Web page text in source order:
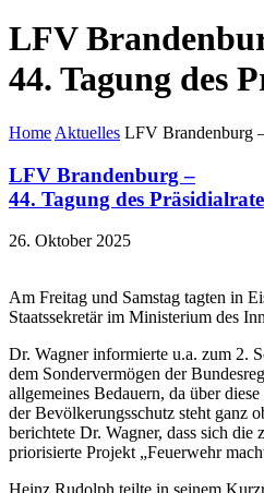
LFV
44. Tagung des
Home Aktuelles LFV Brandenburg
LFV Brandenburg –
44. Tagung des
26. Oktober 2025
Am Freitag und Samstag tagten in
Staatssekretär im Ministerium des
Dr. Wagner informierte u.a. zum 2.
dem Sondervermögen der
allgemeines Bedauern, da über
der Bevölkerungsschutz steht ganz
berichtete Dr. Wagner, dass sich
priorisierte Projekt „Feuerwehr